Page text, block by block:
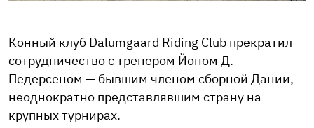
Конный клуб Dalumgaard Riding Club прекратил
сотрудничество с тренером Йоном Д.
Педерсеном — бывшим членом сборной Дании,
неоднократно представлявшим страну на
крупных турнирах.